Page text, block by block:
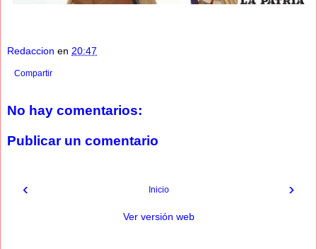
Redaccion en 20:47
Compartir
No hay comentarios:
Publicar un comentario
‹ ›
Inicio
Ver versión web